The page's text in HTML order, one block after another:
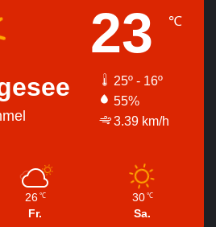
23 ℃
25º - 16º
55%
3.39 km/h
26 ℃
Fr.
30 ℃
Sa.